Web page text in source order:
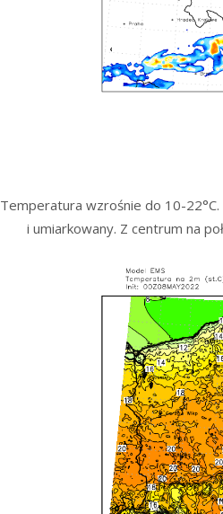
Temperatura wzrośnie do 10-22°C.
i umiarkowany. Z centrum na